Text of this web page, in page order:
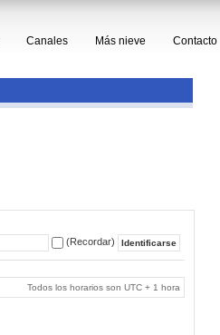
Canales Más nieve Contacto
(Recordar)
Todos los horarios son UTC + 1 hora